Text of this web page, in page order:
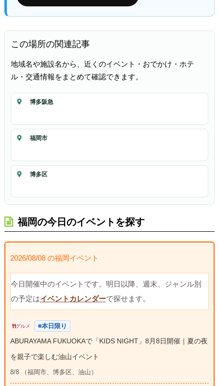
この場所の関連記事
地域名や施設名から、近くのイベント・おでかけ・ホテ
ル・交通情報をまとめて確認できます。
博多阪急
福岡市
博多区
福岡の今日のイベントを探す
2026/08/08 の福岡イベント
今日開催中のイベントです。明日以降、週末、ジャンル別
の予定はイベントカレンダーで探せます。
グルメ 本日限り
ABURAYAMA FUKUOKAで「KIDS NIGHT」8月8日開催｜夏の夜
を親子で楽しむ油山イベント
8/8 （福岡市、博多区、油山）